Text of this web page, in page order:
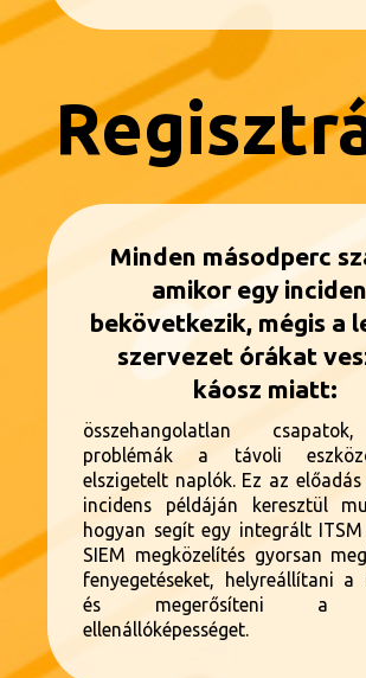
Minden másodperc
amikor egy
bekövetkezik, mégis a
szervezet órákat
káosz miatt:
összehangolatlan
problémák a távoli
elszigetelt naplók. Ez az
incidens példáján keresztül
hogyan segít egy integrált
SIEM megközelítés gyorsan
fenyegetéseket, helyreállítani a
és megerősíteni a
ellenállóképességet.